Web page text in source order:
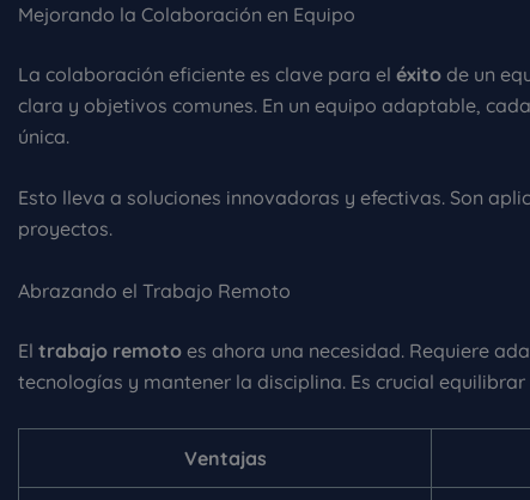
Mejorando la Colaboración en Equipo
La colaboración eficiente es clave para el éxito de un
clara y objetivos comunes. En un equipo adaptable,
única.
Esto lleva a soluciones innovadoras y efectivas. Son
proyectos.
Abrazando el Trabajo Remoto
El trabajo remoto es ahora una necesidad. Requiere
tecnologías y mantener la disciplina. Es crucial
Ventajas